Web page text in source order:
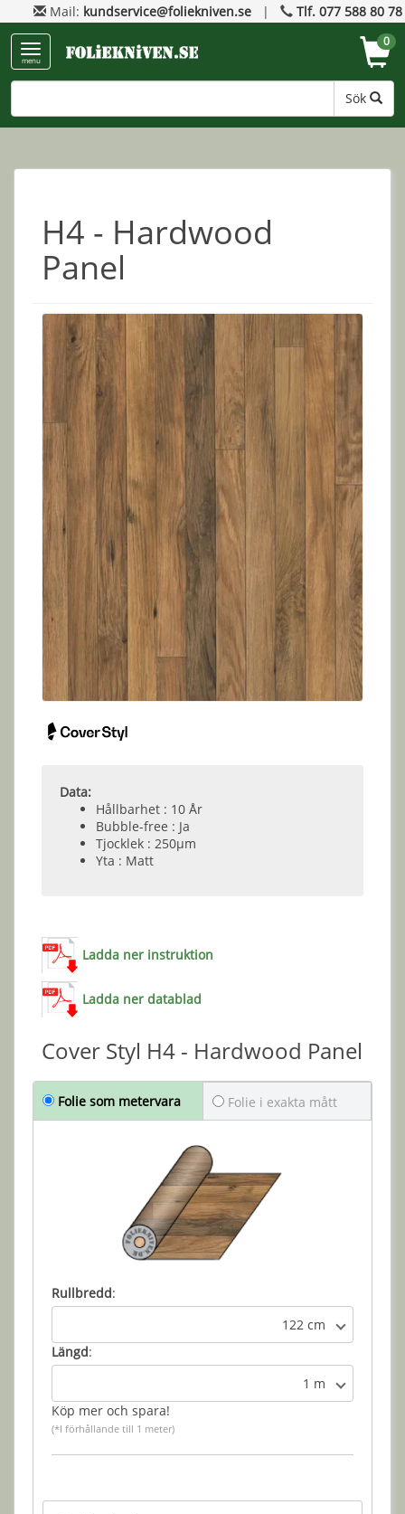
Mail: kundservice@foliekniven.se | Tlf. 077 588 80 78
menu
Sök
0
H4 - Hardwood
Panel
Data:
Hållbarhet : 10 År
Bubble-free : Ja
Tjocklek : 250µm
Yta : Matt
Ladda ner instruktion
Ladda ner datablad
Cover Styl H4 - Hardwood Panel
Folie som metervara Folie i exakta mått
Rullbredd:
122 cm
Längd:
1 m
Köp mer och spara!
(*I förhållande till 1 meter)